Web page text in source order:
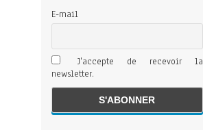
E-mail
J'accepte de recevoir la
newsletter.